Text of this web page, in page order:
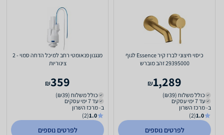
כיסוי חיצוני לברז קיר Essence לגוף
29395000 זהב מוברש
1,289
₪
כולל משלוח (₪39)
עד 7 ימי עסקים
ב- מרכז השרון
1.0
(2)
לפרטים נוספים
מנגנון פנאומטי רחב למיכל הדחה סמוי - 2
צינוריות
359
₪
כולל משלוח (₪39)
עד 7 ימי עסקים
ב- מרכז השרון
1.0
(2)
לפרטים נוספים